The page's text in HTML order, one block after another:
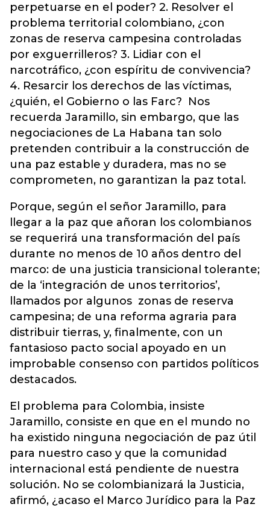
perpetuarse en el poder? 2. Resolver el
problema territorial colombiano, ¿con
zonas de reserva campesina controladas
por exguerrilleros? 3. Lidiar con el
narcotráfico, ¿con espíritu de convivencia?
4. Resarcir los derechos de las víctimas,
¿quién, el Gobierno o las Farc? Nos
recuerda Jaramillo, sin embargo, que las
negociaciones de La Habana tan solo
pretenden contribuir a la construcción de
una paz estable y duradera, mas no se
comprometen, no garantizan la paz total.
Porque, según el señor Jaramillo, para
llegar a la paz que añoran los colombianos
se requerirá una transformación del país
durante no menos de 10 años dentro del
marco: de una justicia transicional tolerante;
de la ‘integración de unos territorios’,
llamados por algunos zonas de reserva
campesina; de una reforma agraria para
distribuir tierras, y, finalmente, con un
fantasioso pacto social apoyado en un
improbable consenso con partidos políticos
destacados.
El problema para Colombia, insiste
Jaramillo, consiste en que en el mundo no
ha existido ninguna negociación de paz útil
para nuestro caso y que la comunidad
internacional está pendiente de nuestra
solución. No se colombianizará la Justicia,
afirmó, ¿acaso el Marco Jurídico para la Paz